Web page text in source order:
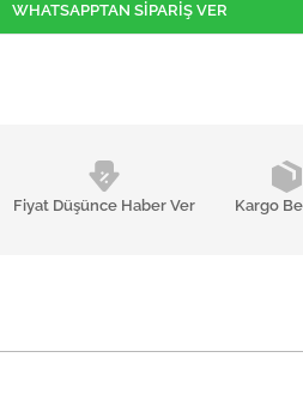
Fiyat Düşünce Haber Ver Kargo
WHATSAPPTAN SİPARİŞ VER